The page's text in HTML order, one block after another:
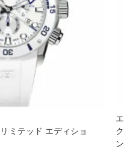
ミテッド エディショ